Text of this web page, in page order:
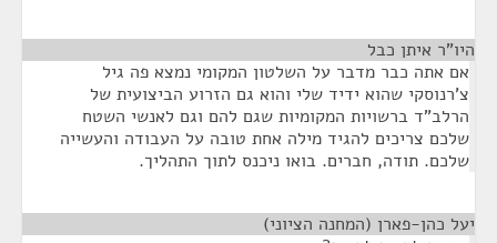
היו"ר איתן כבל
אם אתה כבר מדבר על השלטון המקומי נמצא פה גיל
צ'רנוסקי שהוא ידיד שלי והוא גם הזרוע הביצועית של
הרלב"ד ברשויות המקומיות שגם להם וגם לאנשי השטח
שלכם צריכים להגיד מילה אחת טובה על העבודה והעשייה
שלכם. תודה, חברים. בואו ניכנס לתוך התהליך.
יעל כהן-פארן (המחנה הציוני)